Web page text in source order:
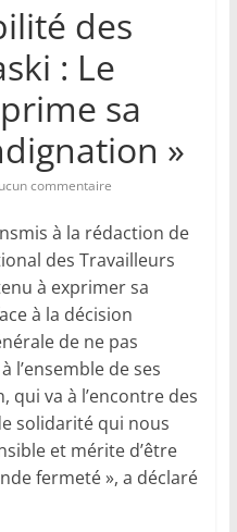
des
: Le
sa
»
commentaire
à la rédaction de
des Travailleurs
à exprimer sa
à la décision
de ne pas
l’ensemble de ses
qui va à l’encontre des
solidarité qui nous
et mérite d’être
fermeté », a déclaré